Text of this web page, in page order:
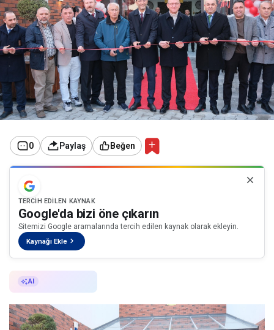
0 Paylaş Beğen
TERCIH EDILEN KAYNAK
Google'da bizi öne çıkarın
Sitemizi Google aramalarında tercih edilen kaynak olarak ekleyin.
Kaynağı Ekle
AI